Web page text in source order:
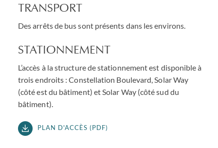
TRANSPORT
Des arrêts de bus sont présents dans les environs.
STATIONNEMENT
L’accès à la structure de stationnement est disponible à
trois endroits : Constellation Boulevard, Solar Way
(côté est du bâtiment) et Solar Way (côté sud du
bâtiment).
PLAN D'ACCÈS (PDF)